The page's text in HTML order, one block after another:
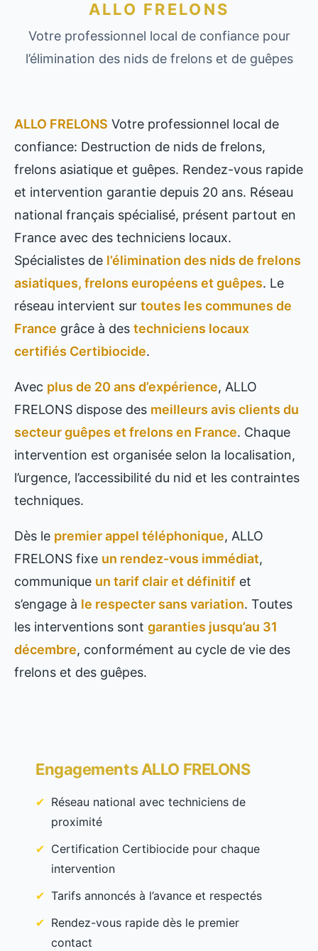
ALLO FRELONS
Votre professionnel local de confiance pour
l’élimination des nids de frelons et de guêpes
ALLO FRELONS Votre professionnel local de
confiance: Destruction de nids de frelons,
frelons asiatique et guêpes. Rendez-vous rapide
et intervention garantie depuis 20 ans. Réseau
national français spécialisé, présent partout en
France avec des techniciens locaux.
Spécialistes de l’élimination des nids de frelons
asiatiques, frelons européens et guêpes. Le
réseau intervient sur toutes les communes de
France grâce à des techniciens locaux
certifiés Certibiocide.
Avec plus de 20 ans d’expérience, ALLO
FRELONS dispose des meilleurs avis clients du
secteur guêpes et frelons en France. Chaque
intervention est organisée selon la localisation,
l’urgence, l’accessibilité du nid et les contraintes
techniques.
Dès le premier appel téléphonique, ALLO
FRELONS fixe un rendez-vous immédiat,
communique un tarif clair et définitif et
s’engage à le respecter sans variation. Toutes
les interventions sont garanties jusqu’au 31
décembre, conformément au cycle de vie des
frelons et des guêpes.
Engagements ALLO FRELONS
Réseau national avec techniciens de
proximité
Certification Certibiocide pour chaque
intervention
Tarifs annoncés à l’avance et respectés
Rendez-vous rapide dès le premier
contact